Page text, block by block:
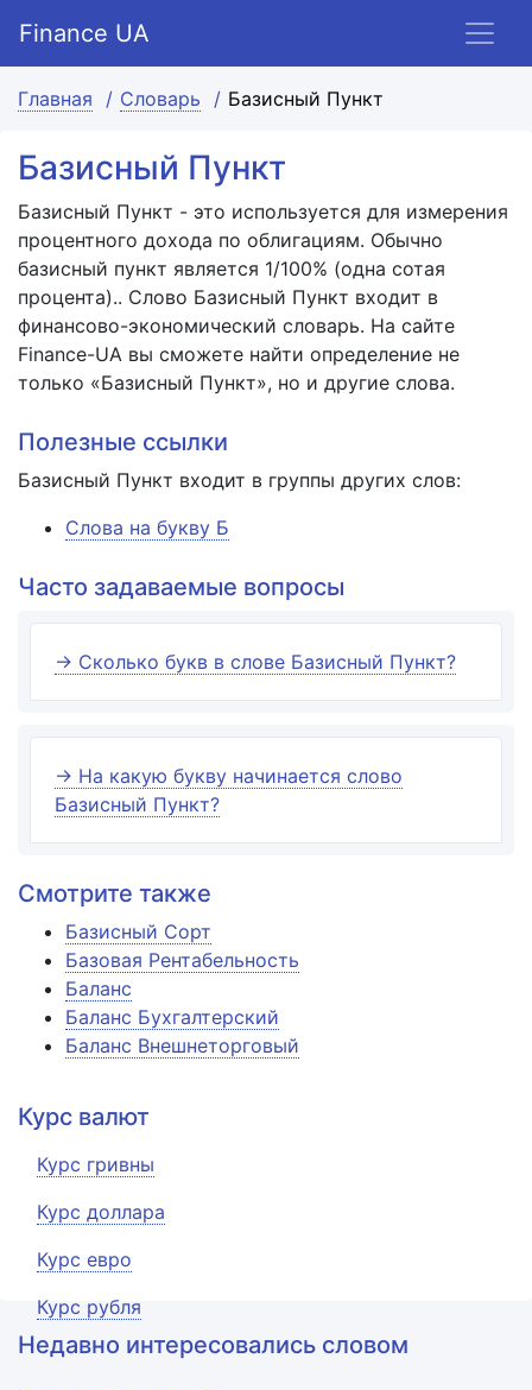
Finance UA
Главная Словарь Базисный Пункт
Базисный Пункт
Базисный Пункт - это используется для измерения
процентного дохода по облигациям. Обычно
базисный пункт является 1/100% (одна сотая
процента).. Слово Базисный Пункт входит в
финансово-экономический словарь. На сайте
Finance-UA вы сможете найти определение не
только «Базисный Пункт», но и другие слова.
Полезные ссылки
Базисный Пункт входит в группы других слов:
Слова на букву Б
Часто задаваемые вопросы
→ Сколько букв в слове Базисный Пункт?
→ На какую букву начинается слово
Базисный Пункт?
Смотрите также
Базисный Сорт
Базовая Рентабельность
Баланс
Баланс Бухгалтерский
Баланс Внешнеторговый
Курс валют
Курс гривны
Курс доллара
Курс евро
Курс рубля
Недавно интересовались словом